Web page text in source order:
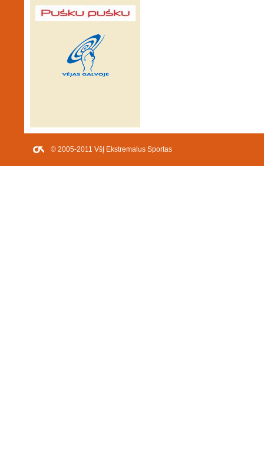
© 2005-2011 VšĮ Ekstremalus Sportas